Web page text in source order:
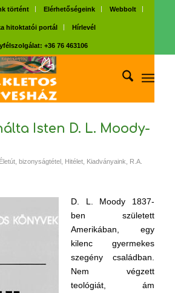
történt Elérhetőségeink Webbolt
hitoktatói portál Hírlevél
+36 76 463106
Isten D. L. Moody-
Életút, bizonyságtétel, Hitélet, Kiadványaink
R.A.
D. L. Moody 1837-
ben született
Amerikában, egy
kilenc gyermekes
szegény családban.
Nem végzett
teológiát, ám